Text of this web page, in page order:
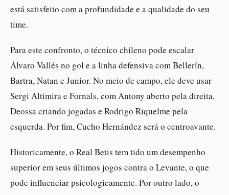
está satisfeito com a profundidade e a qualidade do seu
time.
Para este confronto, o técnico chileno pode escalar
Álvaro Vallés no gol e a linha defensiva com Bellerín,
Bartra, Natan e Junior. No meio de campo, ele deve usar
Sergi Altimira e Fornals, com Antony aberto pela direita,
Deossa criando jogadas e Rodrigo Riquelme pela
esquerda. Por fim, Cucho Hernández será o centroavante.
Historicamente, o Real Betis tem tido um desempenho
superior em seus últimos jogos contra o Levante, o que
pode influenciar psicologicamente. Por outro lado, o